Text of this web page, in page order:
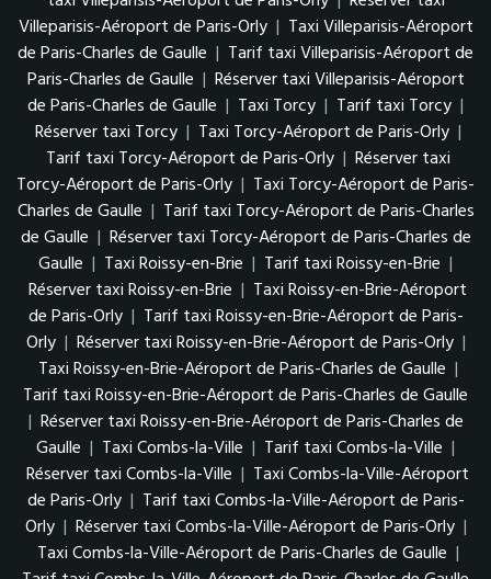
Villeparisis-Aéroport de Paris-Orly | Taxi Villeparisis-Aéroport
de Paris-Charles de Gaulle | Tarif taxi Villeparisis-Aéroport de
Paris-Charles de Gaulle | Réserver taxi Villeparisis-Aéroport
de Paris-Charles de Gaulle | Taxi Torcy | Tarif taxi Torcy |
Réserver taxi Torcy | Taxi Torcy-Aéroport de Paris-Orly |
Tarif taxi Torcy-Aéroport de Paris-Orly | Réserver taxi
Torcy-Aéroport de Paris-Orly | Taxi Torcy-Aéroport de Paris-
Charles de Gaulle | Tarif taxi Torcy-Aéroport de Paris-Charles
de Gaulle | Réserver taxi Torcy-Aéroport de Paris-Charles de
Gaulle | Taxi Roissy-en-Brie | Tarif taxi Roissy-en-Brie |
Réserver taxi Roissy-en-Brie | Taxi Roissy-en-Brie-Aéroport
de Paris-Orly | Tarif taxi Roissy-en-Brie-Aéroport de Paris-
Orly | Réserver taxi Roissy-en-Brie-Aéroport de Paris-Orly |
Taxi Roissy-en-Brie-Aéroport de Paris-Charles de Gaulle |
Tarif taxi Roissy-en-Brie-Aéroport de Paris-Charles de Gaulle
| Réserver taxi Roissy-en-Brie-Aéroport de Paris-Charles de
Gaulle | Taxi Combs-la-Ville | Tarif taxi Combs-la-Ville |
Réserver taxi Combs-la-Ville | Taxi Combs-la-Ville-Aéroport
de Paris-Orly | Tarif taxi Combs-la-Ville-Aéroport de Paris-
Orly | Réserver taxi Combs-la-Ville-Aéroport de Paris-Orly |
Taxi Combs-la-Ville-Aéroport de Paris-Charles de Gaulle |